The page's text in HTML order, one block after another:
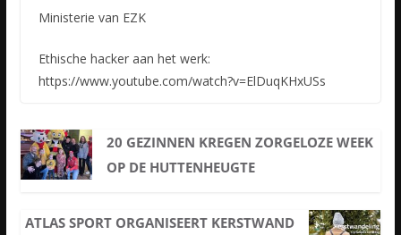
Ministerie van EZK
Ethische hacker aan het werk:
https://www.youtube.com/watch?v=ElDuqKHxUSs
20 GEZINNEN KREGEN ZORGELOZE WEEK
OP DE HUTTENHEUGTE
ATLAS SPORT ORGANISEERT KERSTWAND